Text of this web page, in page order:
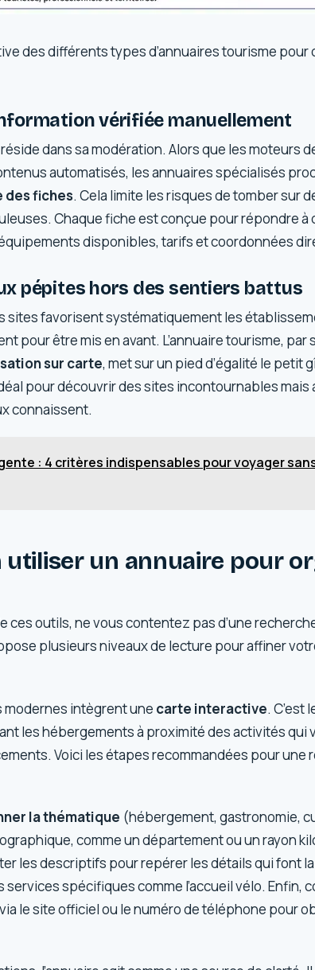
des différents types d’annuaires tourisme pour
vérifiée manuellement
dans sa modération. Alors que les moteurs
automatisés, les annuaires spécialisés
des fiches. Cela limite les risques de tomber sur
Chaque fiche est conçue pour répondre à
disponibles, tarifs et coordonnées
pépites hors des sentiers battus
sites favorisent systématiquement les
pour être mis en avant. L’annuaire tourisme, par
sur carte, met sur un pied d’égalité le petit
idéal pour découvrir des sites incontournables
connaissent.
: 4 critères indispensables pour voyager
utiliser un annuaire pour
ces outils, ne vous contentez pas d’une
plusieurs niveaux de lecture pour affiner
intègrent une carte interactive. C’est
les hébergements à proximité des activités qui
Voici les étapes recommandées pour une
la thématique (hébergement, gastronomie,
comme un département ou un rayon
les descriptifs pour repérer les détails qui font
services spécifiques comme l’accueil vélo. Enfin,
le site officiel ou le numéro de téléphone pour